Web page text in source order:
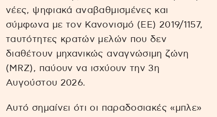
νέες, ψηφιακά αναβαθμισμένες και
σύμφωνα με τον Κανονισμό (ΕΕ) 2019/1157,
ταυτότητες κρατών μελών που δεν
διαθέτουν μηχανικώς αναγνώσιμη ζώνη
(MRZ), παύουν να ισχύουν την 3η
Αυγούστου 2026.
Αυτό σημαίνει ότι οι παραδοσιακές «μπλε»